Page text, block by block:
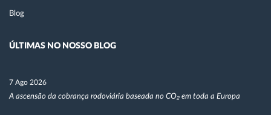
Blog
ÚLTIMAS NO NOSSO BLOG
7 Ago 2026
A ascensão da cobrança rodoviária baseada no CO₂ em toda a Europa